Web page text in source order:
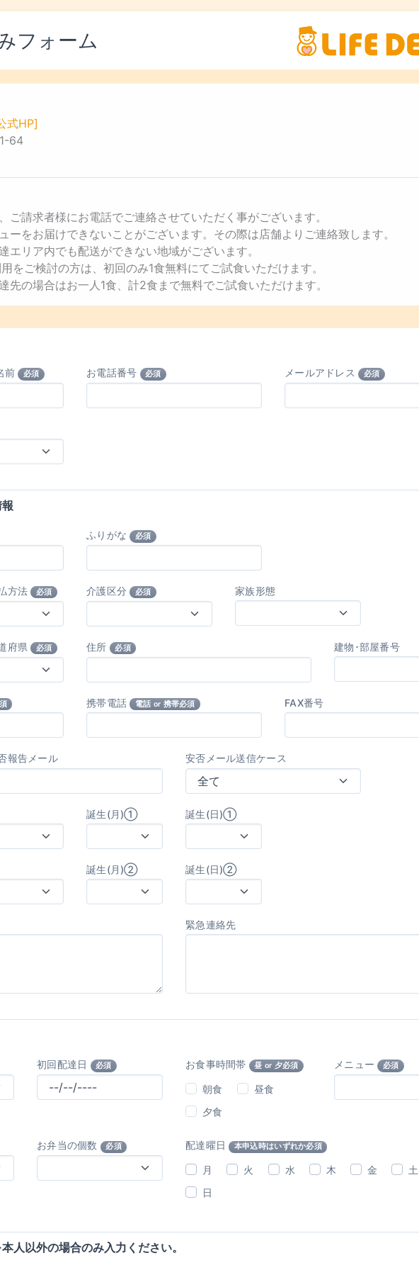
フォーム
式HP]
64
ご請求者様にお電話でご連絡させていただく事がございます。
ーをお届けできないことがございます。その際は店舗よりご連絡致します。
エリア内でも配送ができない地域がございます。
をご検討の方は、初回のみ1食無料にてご試食いただけます。
先の場合はお一人1食、計2食まで無料でご試食いただけます。
前 必須 お電話番号 必須 メールアドレス 必須
ふりがな 必須
方法 必須 介護区分 必須 家族形態
府県 必須 住所 必須 建物･部屋番号
携帯電話 電話 or 携帯必須 FAX番号
報告メール 安否メール送信ケース
誕生(月)① 誕生(日)①
誕生(月)② 誕生(日)②
緊急連絡先
初回配達日 必須 お食事時間帯 昼 or 夕必須
朝食
昼食
夕食
メニュー 必須
お弁当の個数 必須 配達曜日 本申込時はいずれか必須
月 火 水 木 金
土
日
以外の場合のみ入力ください。